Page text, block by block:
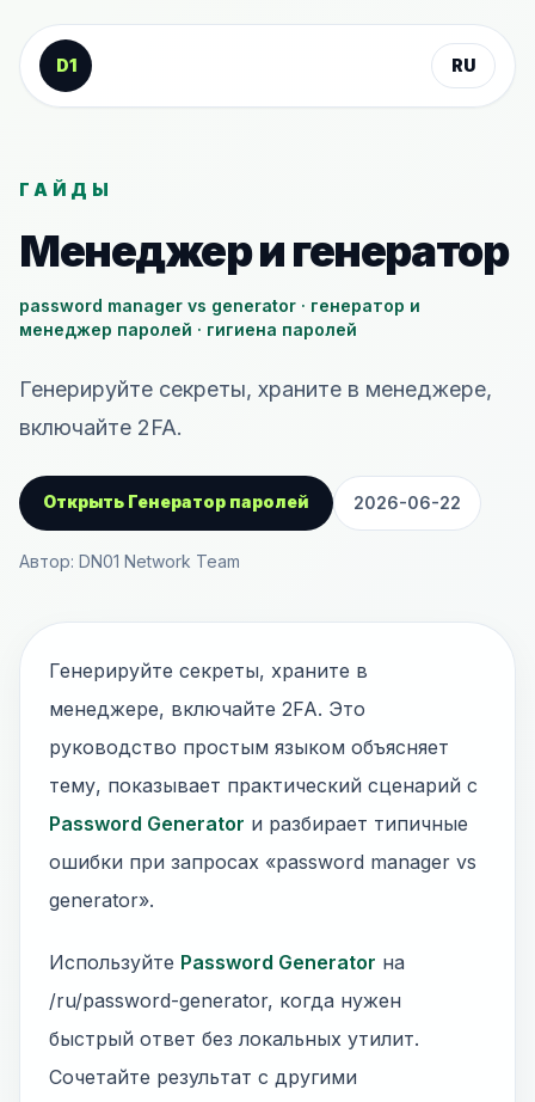
К содержанию
D1
RU
ГАЙДЫ
Менеджер и генератор
password manager vs generator · генератор и
менеджер паролей · гигиена паролей
Генерируйте секреты, храните в менеджере,
включайте 2FA.
Открыть Генератор паролей 2026-06-22
Автор: DN01 Network Team
Генерируйте секреты, храните в
менеджере, включайте 2FA. Это
руководство простым языком объясняет
тему, показывает практический сценарий с
Password Generator и разбирает типичные
ошибки при запросах «password manager vs
generator».
Используйте Password Generator на
/ru/password-generator, когда нужен
быстрый ответ без локальных утилит.
Сочетайте результат с другими